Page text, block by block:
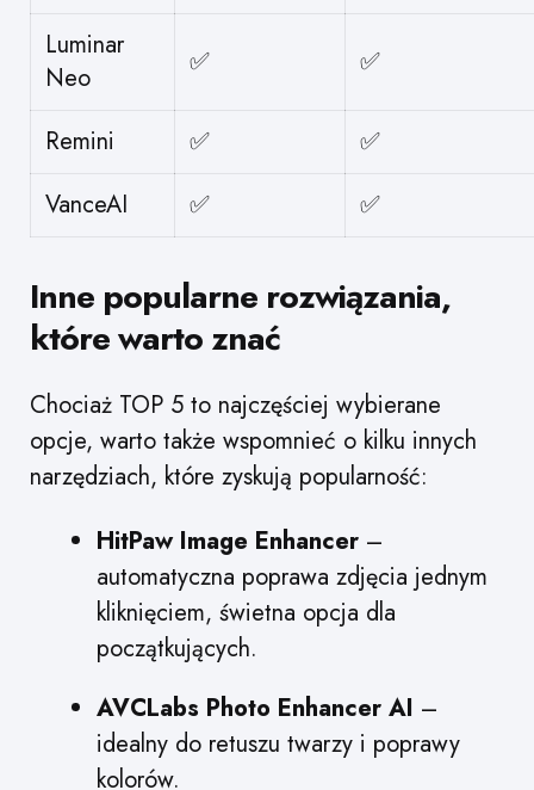
Luminar
Neo
✅ ✅
Remini ✅
✅
VanceAI
✅ ✅
Inne popularne rozwiązania,
które warto znać
Chociaż TOP 5 to najczęściej wybierane
opcje, warto także wspomnieć o kilku innych
narzędziach, które zyskują popularność:
HitPaw Image Enhancer –
automatyczna poprawa zdjęcia jednym
kliknięciem, świetna opcja dla
początkujących.
AVCLabs Photo Enhancer AI –
idealny do retuszu twarzy i poprawy
kolorów.